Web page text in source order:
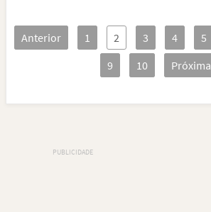
Anterior 1 2 3 4 5
9
10 Próxima